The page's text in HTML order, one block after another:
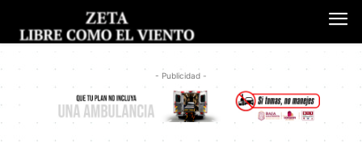
- Publicidad -